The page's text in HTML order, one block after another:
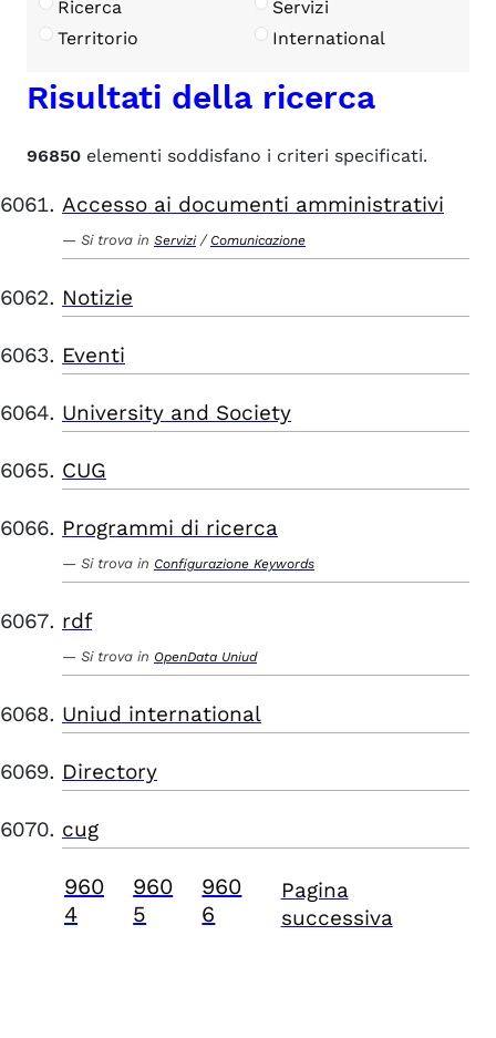
Ricerca
Servizi
Territorio
International
Risultati della ricerca
96850 elementi soddisfano i criteri specificati.
Accesso ai documenti amministrativi
Si trova in Servizi / Comunicazione
Notizie
Eventi
University and Society
CUG
Programmi di ricerca
Si trova in Configurazione Keywords
rdf
Si trova in OpenData Uniud
Uniud international
Directory
cug
960
4
960
5
960
6
Pagina
successiva